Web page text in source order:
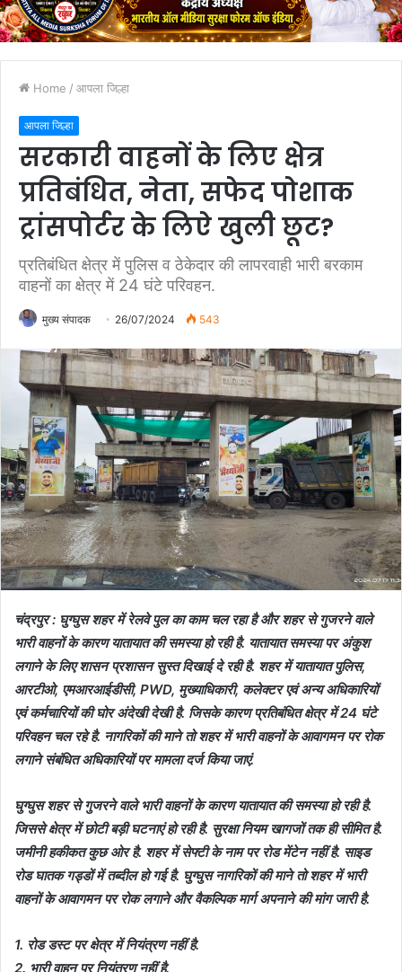
Home / आपला जिल्हा
आपला जिल्हा
सरकारी वाहनों के लिए क्षेत्र
प्रतिबंधित, नेता, सफेद पोशाक
ट्रांसपोर्टर के लिऐ खुली छूट?
प्रतिबंधित क्षेत्र में पुलिस व ठेकेदार की लापरवाही भारी बरकाम
वाहनों का क्षेत्र में 24 घंटे परिवहन.
मुख्य संपादक 26/07/2024 543
चंद्रपुर : घुग्घुस शहर में रेलवे पुल का काम चल रहा है और शहर से गुजरने वाले
भारी वाहनों के कारण यातायात की समस्या हो रही है. यातायात समस्या पर अंकुश
लगाने के लिए शासन प्रशासन सुस्त दिखाई दे रही है. शहर में यातायात पुलिस,
आरटीओ, एमआरआईडीसी, PWD, मुख्याधिकारी, कलेक्टर एवं अन्य अधिकारियों
एवं कर्मचारियों की घोर अंदेखी देखी है. जिसके कारण प्रतिबंधित क्षेत्र में 24 घंटे
परिवहन चल रहे है. नागरिकों की माने तो शहर में भारी वाहनों के आवागमन पर रोक
लगाने संबंधित अधिकारियों पर मामला दर्ज किया जाएं.
घुग्घुस शहर से गुजरने वाले भारी वाहनों के कारण यातायात की समस्या हो रही है.
जिससे क्षेत्र में छोटी बड़ी घटनाएं हो रही है. सुरक्षा नियम खागजों तक ही सीमित है.
जमीनी हकीकत कुछ ओर है. शहर में सेफ्टी के नाम पर रोड मेंटेन नहीं है. साइड
रोड घातक गड्डों में तब्दील हो गई है. घुग्घुस नागरिकों की माने तो शहर में भारी
वाहनों के आवागमन पर रोक लगाने और वैकल्पिक मार्ग अपनाने की मांग जारी है.
1. रोड डस्ट पर क्षेत्र में नियंत्रण नहीं है.
2. भारी वाहन पर नियंत्रण नहीं है.